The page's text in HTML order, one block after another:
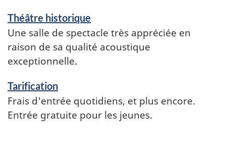
Théâtre historique
Une salle de spectacle très appréciée en
raison de sa qualité acoustique
exceptionnelle.
Tarification
Frais d'entrée quotidiens, et plus encore.
Entrée gratuite pour les jeunes.